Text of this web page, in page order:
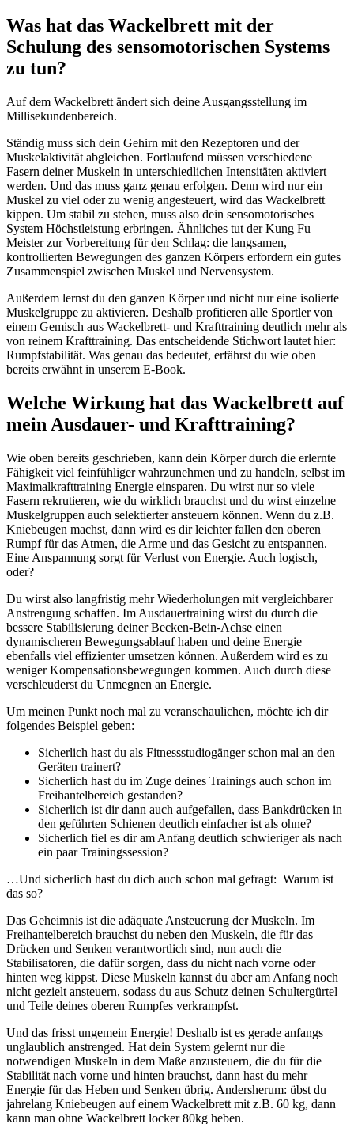
Was hat das Wackelbrett mit der
Schulung des sensomotorischen Systems
zu tun?
Auf dem Wackelbrett ändert sich deine Ausgangsstellung im
Millisekundenbereich.
Ständig muss sich dein Gehirn mit den Rezeptoren und der
Muskelaktivität abgleichen. Fortlaufend müssen verschiedene
Fasern deiner Muskeln in unterschiedlichen Intensitäten aktiviert
werden. Und das muss ganz genau erfolgen. Denn wird nur ein
Muskel zu viel oder zu wenig angesteuert, wird das Wackelbrett
kippen. Um stabil zu stehen, muss also dein sensomotorisches
System Höchstleistung erbringen. Ähnliches tut der Kung Fu
Meister zur Vorbereitung für den Schlag: die langsamen,
kontrollierten Bewegungen des ganzen Körpers erfordern ein gutes
Zusammenspiel zwischen Muskel und Nervensystem.
Außerdem lernst du den ganzen Körper und nicht nur eine isolierte
Muskelgruppe zu aktivieren. Deshalb profitieren alle Sportler von
einem Gemisch aus Wackelbrett- und Krafttraining deutlich mehr als
von reinem Krafttraining. Das entscheidende Stichwort lautet hier:
Rumpfstabilität. Was genau das bedeutet, erfährst du wie oben
bereits erwähnt in unserem E-Book.
Welche Wirkung hat das Wackelbrett auf
mein Ausdauer- und Krafttraining?
Wie oben bereits geschrieben, kann dein Körper durch die erlernte
Fähigkeit viel feinfühliger wahrzunehmen und zu handeln, selbst im
Maximalkrafttraining Energie einsparen. Du wirst nur so viele
Fasern rekrutieren, wie du wirklich brauchst und du wirst einzelne
Muskelgruppen auch selektierter ansteuern können. Wenn du z.B.
Kniebeugen machst, dann wird es dir leichter fallen den oberen
Rumpf für das Atmen, die Arme und das Gesicht zu entspannen.
Eine Anspannung sorgt für Verlust von Energie. Auch logisch,
oder?
Du wirst also langfristig mehr Wiederholungen mit vergleichbarer
Anstrengung schaffen. Im Ausdauertraining wirst du durch die
bessere Stabilisierung deiner Becken-Bein-Achse einen
dynamischeren Bewegungsablauf haben und deine Energie
ebenfalls viel effizienter umsetzen können. Außerdem wird es zu
weniger Kompensationsbewegungen kommen. Auch durch diese
verschleuderst du Unmegnen an Energie.
Um meinen Punkt noch mal zu veranschaulichen, möchte ich dir
folgendes Beispiel geben:
Sicherlich hast du als Fitnessstudiogänger schon mal an den
Geräten trainert?
Sicherlich hast du im Zuge deines Trainings auch schon im
Freihantelbereich gestanden?
Sicherlich ist dir dann auch aufgefallen, dass Bankdrücken in
den geführten Schienen deutlich einfacher ist als ohne?
Sicherlich fiel es dir am Anfang deutlich schwieriger als nach
ein paar Trainingssession?
…Und sicherlich hast du dich auch schon mal gefragt: Warum ist
das so?
Das Geheimnis ist die adäquate Ansteuerung der Muskeln. Im
Freihantelbereich brauchst du neben den Muskeln, die für das
Drücken und Senken verantwortlich sind, nun auch die
Stabilisatoren, die dafür sorgen, dass du nicht nach vorne oder
hinten weg kippst. Diese Muskeln kannst du aber am Anfang noch
nicht gezielt ansteuern, sodass du aus Schutz deinen Schultergürtel
und Teile deines oberen Rumpfes verkrampfst.
Und das frisst ungemein Energie! Deshalb ist es gerade anfangs
unglaublich anstrenged. Hat dein System gelernt nur die
notwendigen Muskeln in dem Maße anzusteuern, die du für die
Stabilität nach vorne und hinten brauchst, dann hast du mehr
Energie für das Heben und Senken übrig. Andersherum: übst du
jahrelang Kniebeugen auf einem Wackelbrett mit z.B. 60 kg, dann
kann man ohne Wackelbrett locker 80kg heben.